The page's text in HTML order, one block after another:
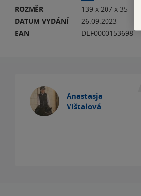
ROZMĚR
139 x 207 x 35
DATUM VYDÁNÍ
26.09.2023
EAN
DEF0000153698
Anastasja
Vištalová